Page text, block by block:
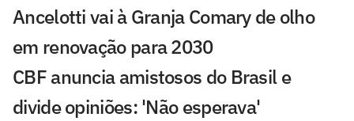
Ancelotti vai à Granja Comary de olho
em renovação para 2030
CBF anuncia amistosos do Brasil e
divide opiniões: 'Não esperava'